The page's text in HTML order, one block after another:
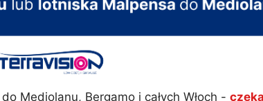
Mediolanu, Bergamo i całych Włoch -